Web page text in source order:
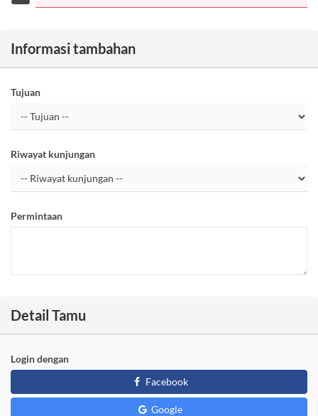
Informasi tambahan
Tujuan
Riwayat kunjungan
Permintaan
Detail Tamu
Login dengan
Facebook
Google